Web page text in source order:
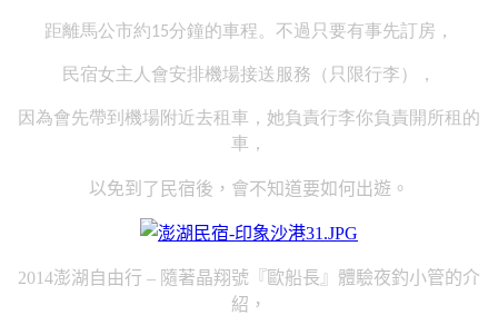
距離馬公市約15分鐘的車程。不過只要有事先訂房，
民宿女主人會安排機場接送服務（只限行李），
因為會先帶到機場附近去租車，她負責行李你負責開所租的
車，
以免到了民宿後，會不知道要如何出遊。
2014澎湖自由行 – 隨著晶翔號『歐船長』體驗夜釣小管的介
紹，